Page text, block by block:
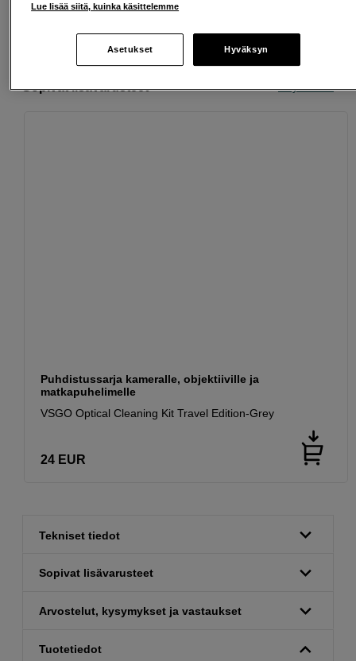
Henkilökohtaista palvelua
Sopivat lisävarusteet Näytä lisää
Puhdistussarja kameralle, objektiiville ja
matkapuhelimelle
VSGO Optical Cleaning Kit Travel Edition-Grey
24 EUR
Tekniset tiedot
Sopivat lisävarusteet
Arvostelut, kysymykset ja vastaukset
Tuotetiedot
Lue lisää siitä, kuinka käsittelemme
Asetukset Hyväksyn